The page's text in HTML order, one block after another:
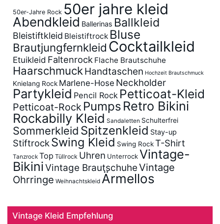
50er-Jahre Rock 50er jahre kleid
Abendkleid Ballerinas Ballkleid
Bleistiftkleid Bleistiftrock Bluse
Brautjungfernkleid Cocktailkleid
Etuikleid Faltenrock Flache Brautschuhe
Haarschmuck Handtaschen Hochzeit Brautschmuck
Knielang Rock Marlene-Hose Neckholder
Partykleid Pencil Rock Petticoat-Kleid
Petticoat-Rock Pumps Retro Bikini
Rockabilly Kleid Sandaletten Schulterfrei
Sommerkleid Spitzenkleid Stay-up
Stiftrock Swing Kleid Swing RockT-Shirt
Tanzrock Top Tüllrock Uhren UnterrockVintage-
BikiniVintage BrautschuheVintage
Ohrringe Weihnachtskleid Ärmellos
Vintage Kleid Empfehlung